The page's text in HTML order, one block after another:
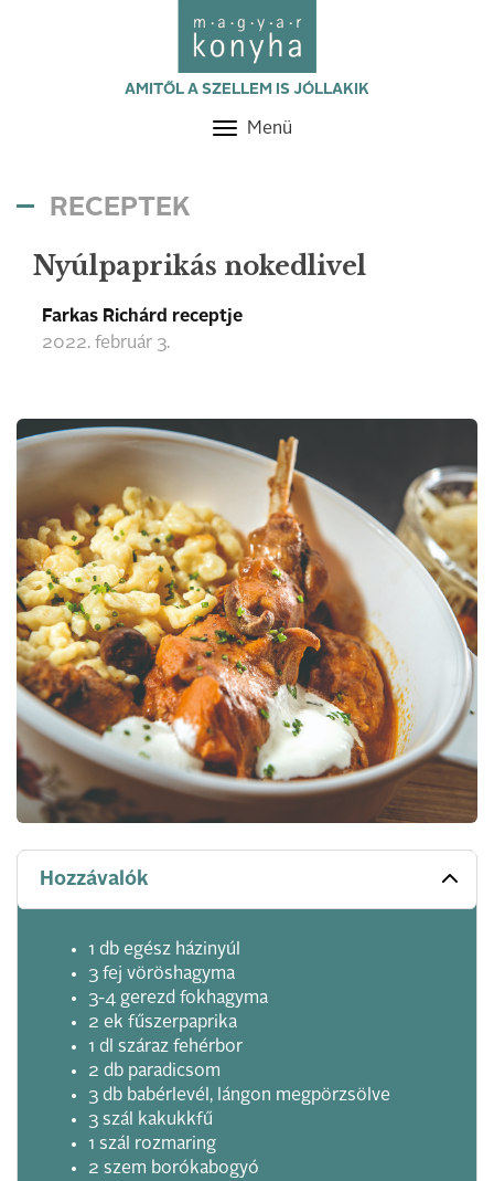
AMITŐL A SZELLEM IS JÓLLAKIK
Toggle
Menü
RECEPTEK
Nyúlpaprikás nokedlivel
Farkas Richárd receptje
2022. február 3.
Hozzávalók
1 db egész házinyúl
3 fej vöröshagyma
3-4 gerezd fokhagyma
2 ek fűszerpaprika
1 dl száraz fehérbor
2 db paradicsom
3 db babérlevél, lángon megpörzsölve
3 szál kakukkfű
1 szál rozmaring
2 szem borókabogyó